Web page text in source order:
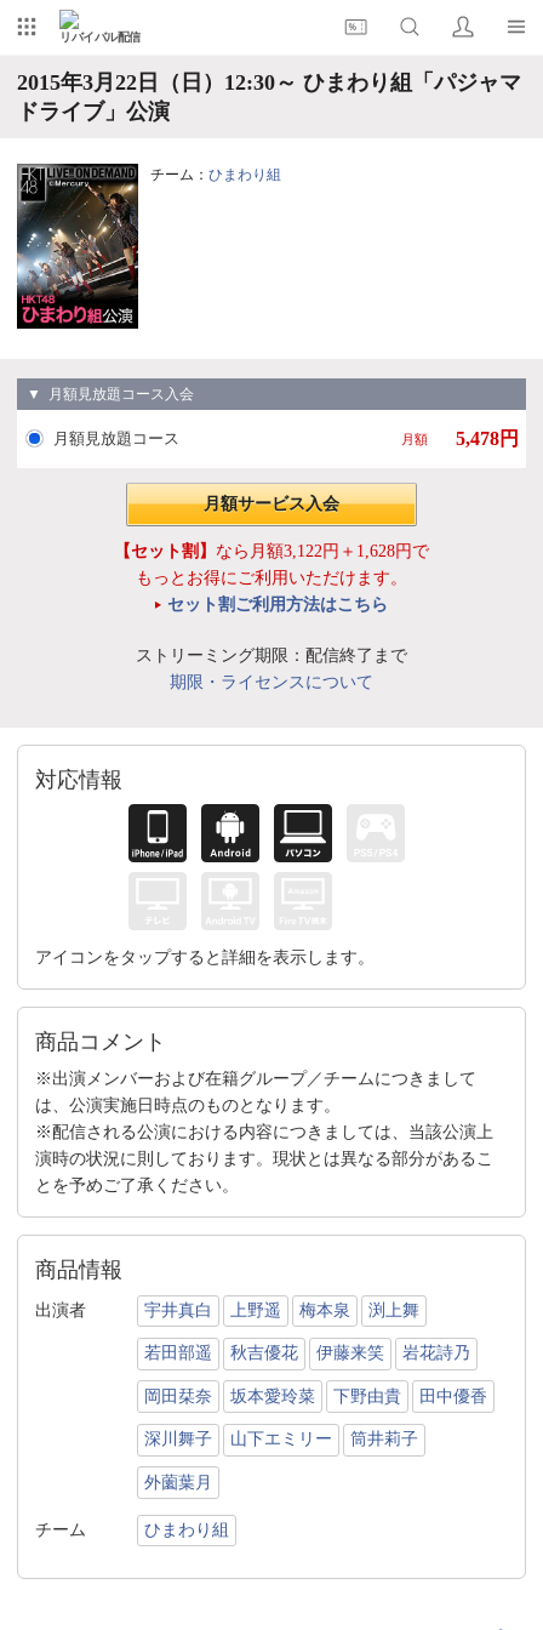
リバイバル配信
2015年3月22日（日）12:30～ ひまわり組「パジャマ
ドライブ」公演
チーム： ひまわり組
▼ 月額見放題コース入会
月額見放題コース 月額 5,478円
月額サービス入会
【セット割】 なら月額3,122円＋1,628円で
もっとお得にご利用いただけます。
セット割ご利用方法はこちら
ストリーミング期限：配信終了まで
期限・ライセンスについて
対応情報
アイコンをタップすると詳細を表示します。
商品コメント
※出演メンバーおよび在籍グループ／チームにつきまして
は、公演実施日時点のものとなります。
※配信される公演における内容につきましては、当該公演上
演時の状況に則しております。現状とは異なる部分があるこ
とを予めご了承ください。
商品情報
出演者 宇井真白 上野遥 梅本泉 渕上舞
若田部遥 秋吉優花 伊藤来笑 岩花詩乃
岡田栞奈 坂本愛玲菜 下野由貴 田中優香
深川舞子 山下エミリー 筒井莉子
外薗葉月
チーム ひまわり組